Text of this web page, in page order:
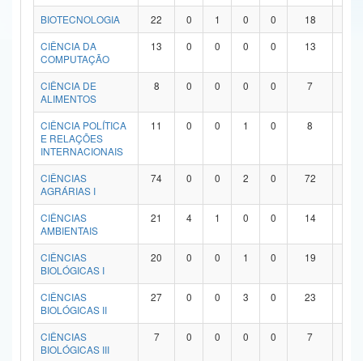
Advocacia-Geral da União
Banco Central do Brasil
BIOTECNOLOGIA
22 0 1 0 0 18
CIÊNCIA DA
COMPUTAÇÃO
13 0 0 0 0 13
CIÊNCIA DE
ALIMENTOS
8 0 0 0 0 7
CIÊNCIA POLÍTICA
E RELAÇÕES
INTERNACIONAIS
11 0 0 1 0 8
CIÊNCIAS
AGRÁRIAS I
74 0 0 2 0 72
CIÊNCIAS
AMBIENTAIS
21 4 1 0 0 14
CIÊNCIAS
BIOLÓGICAS I
20 0 0 1 0 19
CIÊNCIAS
BIOLÓGICAS II
27 0 0 3 0 23
CIÊNCIAS
BIOLÓGICAS III
7 0 0 0 0 7